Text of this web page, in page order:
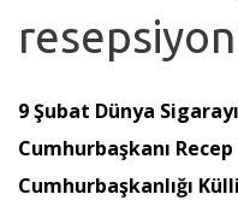
9 Şubat Dünya
Cumhurbaşkanı
Cumhurbaşkanlığı